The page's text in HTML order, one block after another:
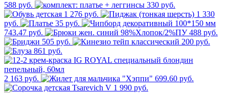
588 руб.
330 руб.
1 276 руб.
1 330
руб.
35 руб.
743.47 руб.
488 руб.
505 руб.
200 руб.
861 руб.
2 163 руб.
699.60 руб.
990 руб.